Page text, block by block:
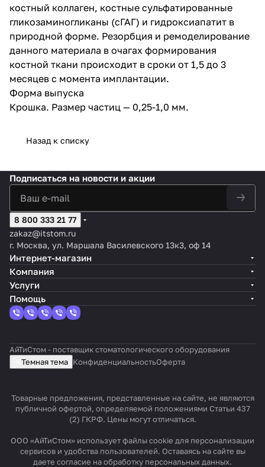
костный коллаген, костные сульфатированные
гликозаминогликаны (сГАГ) и гидроксиапатит в
природной форме. Резорбция и ремоделирование
данного материала в очагах формирования
костной ткани происходит в сроки от 1,5 до 3
месяцев с момента имплантации.
Форма выпуска
Крошка. Размер частиц — 0,25-1,0 мм.
Назад к списку
Подписаться на новости и акции
8 800 333 21 77
zakaz@itstom.ru
г. Москва, ул. Маршала Василевского 13к3, оф 14
Интернет-магазин
Компания
Услуги
Помощь
АйТиСтом - поставщик стоматологического оборудования
Темная тема КонфиденциальностьОферта
Товарные предложения, представленные на сайте, не являются
публичной офертой, определяемой положениями Статьи 437
(2) ГКРФ. Цены могут отличаться.
ООО «АйТиСтом» использует файлы cookie для персонализации
сервисов и удобства пользователей. Оставаясь на сайте вы
даете согласие на обработку персональных данных.